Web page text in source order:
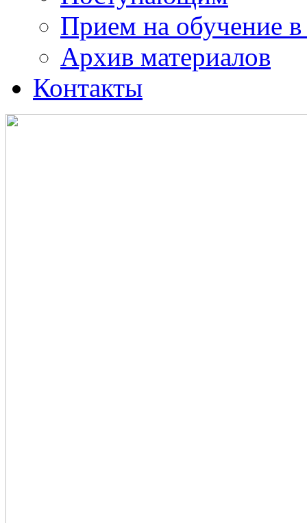
Прием на обучение в
Архив материалов
Контакты